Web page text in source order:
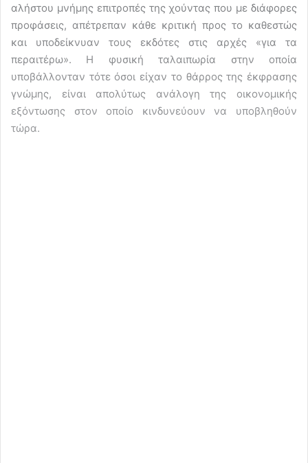
αλήστου μνήμης επιτροπές της χούντας που με διάφορες
προφάσεις, απέτρεπαν κάθε κριτική προς το καθεστώς
και υποδείκνυαν τους εκδότες στις αρχές «για τα
περαιτέρω». Η φυσική ταλαιπωρία στην οποία
υποβάλλονταν τότε όσοι είχαν το θάρρος της έκφρασης
γνώμης, είναι απολύτως ανάλογη της οικονομικής
εξόντωσης στον οποίο κινδυνεύουν να υποβληθούν
τώρα.